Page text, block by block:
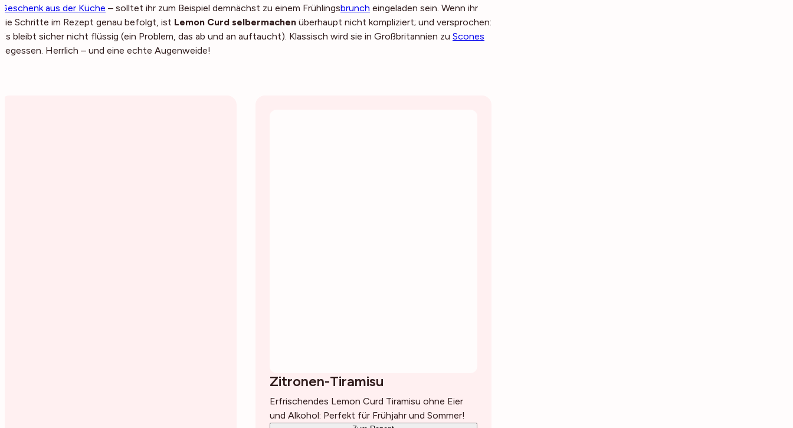
Geschenk aus der Küche – solltet ihr zum Beispiel demnächst zu einem Frühlingsbrunch eingeladen sein. Wenn ihr
die Schritte im Rezept genau befolgt, ist Lemon Curd selbermachen überhaupt nicht kompliziert; und versprochen:
Es bleibt sicher nicht flüssig (ein Problem, das ab und an auftaucht). Klassisch wird sie in Großbritannien zu Scones
gegessen. Herrlich – und eine echte Augenweide!
Zitronen-Tiramisu
Erfrischendes Lemon Curd Tiramisu ohne Eier
und Alkohol: Perfekt für Frühjahr und Sommer!